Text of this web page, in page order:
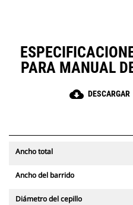
PARA MANUAL
cloud_download DESCARGAR
Ancho total
Ancho del barrido
Diámetro del cepillo